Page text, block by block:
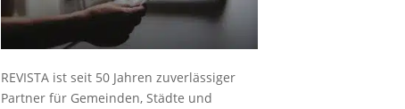
REVISTA ist seit 50 Jahren zuverlässiger
Partner für Gemeinden, Städte und